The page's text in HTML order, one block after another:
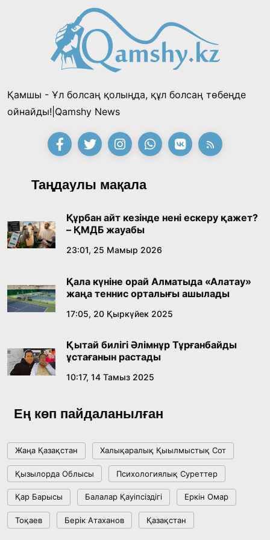
Қонаев қаласының әкімі «Славян базары»
байқауының жеңімпазы Ақерке Амалятты
қабылдады
16:27, 23 Шілде 2026
Қазақ тіліндегі «құт» концептісінің
09:21, 21 Шілде 2026
Абайдың адам тәрбиесі туралы
көзқарастарының өзектілігі
18:59, 20 Шілде 2026
Жасанды интеллект: адамзаттың көмекшісі
18:16, 20 Шілде 2026
Ұлттық архивтің ашылғанына 20 жыл: негізгі
17:09, 20 Шілде 2026
күйіне назар аударды
АЛТЫН ОРДА ТАРИХЫН ОҚЫТУДЫҢ
ИННОВАЦИЯЛЫҚ ТӘСІЛДЕРІ ЕНГІЗІЛЕДІ
10:28, 15 Шілде 2026
Қамшы - Ұл болсаң қолыңда, құл болсаң төбеңде
ойнайды!|Qamshy News
Таңдаулы мақала
Құрбан айт кезінде нені ескеру қажет?
– ҚМДБ жауабы
23:01, 25 Мамыр 2026
Қала күніне орай Алматыда «Алатау»
жаңа теннис орталығы ашылады
17:05, 20 Қыркүйек 2025
Қытай билігі Әлімнұр Тұрғанбайды
ұстағанын растады
10:17, 14 Тамыз 2025
Ең көп пайдаланылған
Жаңа Қазақстан Халықаралық Қыылмыстық Сот
Қызылорда Облысы Психологиялық Суреттер
Қар Барысы Балалар Қауіпсіздігі Еркін Омар
Тоқаев Берік Атаханов Қазақстан